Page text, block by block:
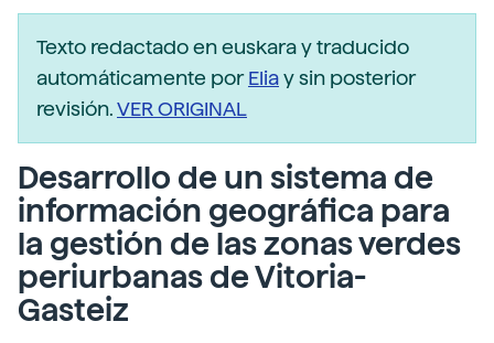
Texto redactado en euskara y traducido
automáticamente porEliay sin posterior
revisión.VER ORIGINAL
Desarrollo de un sistema de
información geográfica para
la gestión de las zonas verdes
periurbanas de Vitoria-
Gasteiz